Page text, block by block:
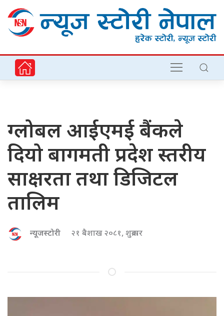
ग्लोबल आईएमई बैंकले
दियो बागमती प्रदेश स्तरीय
साक्षरता तथा डिजिटल
तालिम
न्यूजस्टोरी २१ बैशाख २०८१, शुक्रबार